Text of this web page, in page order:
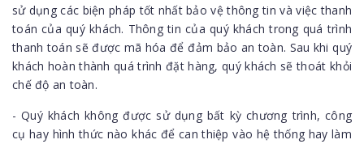
sử dụng các biện pháp tốt nhất bảo vệ thông tin và việc thanh
toán của quý khách. Thông tin của quý khách trong quá trình
thanh toán sẽ được mã hóa để đảm bảo an toàn. Sau khi quý
khách hoàn thành quá trình đặt hàng, quý khách sẽ thoát khỏi
chế độ an toàn.
- Quý khách không được sử dụng bất kỳ chương trình, công
cụ hay hình thức nào khác để can thiệp vào hệ thống hay làm